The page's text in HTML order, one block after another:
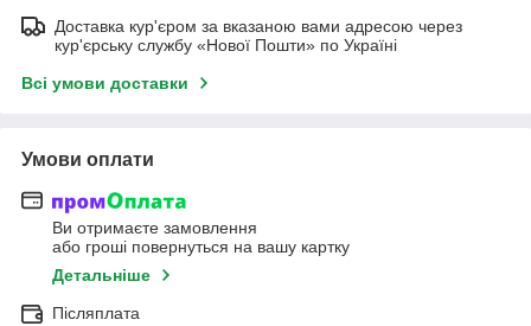
Доставка кур'єром за вказаною вами адресою через
кур'єрську службу «Нової Пошти» по Україні
Всі умови доставки
Умови оплати
Ви отримаєте замовлення
або гроші повернуться на вашу картку
Детальніше
Післяплата